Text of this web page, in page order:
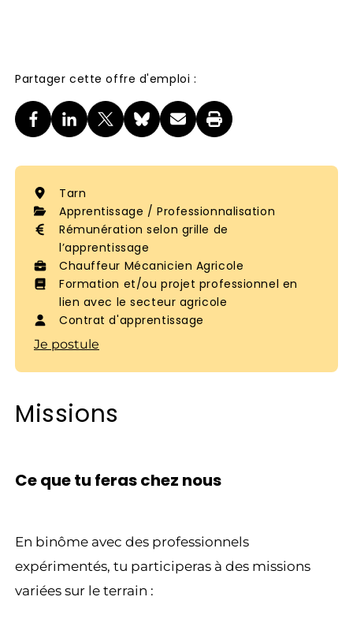
Partager cette offre d'emploi :
Tarn
Apprentissage / Professionnalisation
Rémunération selon grille de
l’apprentissage
Chauffeur Mécanicien Agricole
Formation et/ou projet professionnel en
lien avec le secteur agricole
Contrat d'apprentissage
Je postule
Missions
Ce que tu feras chez nous
En binôme avec des professionnels
expérimentés, tu participeras à des missions
variées sur le terrain :